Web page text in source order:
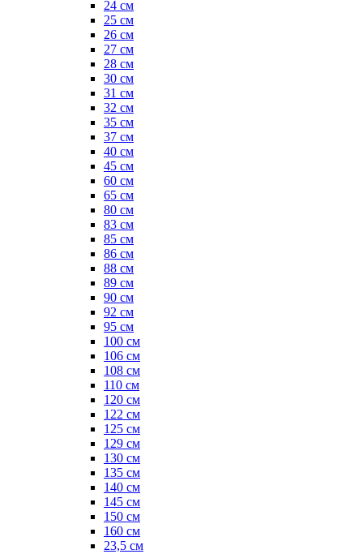
24 см
25 см
26 см
27 см
28 см
30 см
31 см
32 см
35 см
37 см
40 см
45 см
60 см
65 см
80 см
83 см
85 см
86 см
88 см
89 см
90 см
92 см
95 см
100 см
106 см
108 см
110 см
120 см
122 см
125 см
129 см
130 см
135 см
140 см
145 см
150 см
160 см
23,5 см